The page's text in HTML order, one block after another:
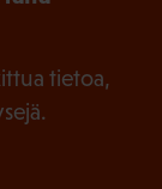
tietoa,